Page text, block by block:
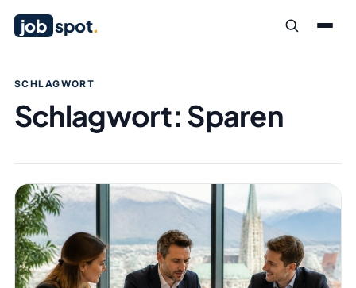
job spot.
SCHLAGWORT
Schlagwort:Sparen